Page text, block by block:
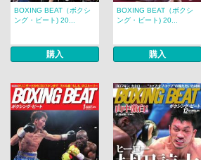
BOXING BEAT（ボクシ
ング・ビート) 20...
購入
BOXING BEAT（ボクシ
ング・ビート) 20...
購入